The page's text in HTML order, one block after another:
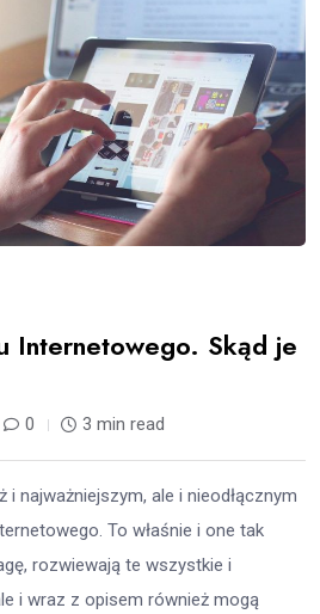
Internetowego. Skąd je
0 3 min read
najważniejszym, ale i nieodłącznym
To właśnie i one tak
rozwiewają te wszystkie i
i wraz z opisem również mogą